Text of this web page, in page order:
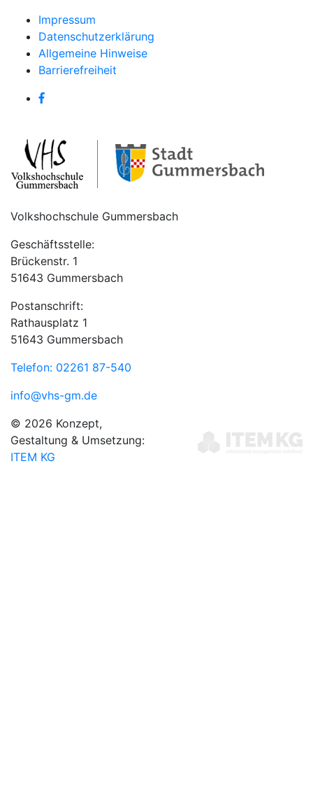
Impressum
Datenschutzerklärung
Allgemeine Hinweise
Barrierefreiheit
Volkshochschule Gummersbach
Geschäftsstelle:
Brückenstr. 1
51643 Gummersbach
Postanschrift:
Rathausplatz 1
51643 Gummersbach
Telefon: 02261 87-540
info@vhs-gm.de
© 2026 Konzept,
Gestaltung & Umsetzung:
ITEM KG